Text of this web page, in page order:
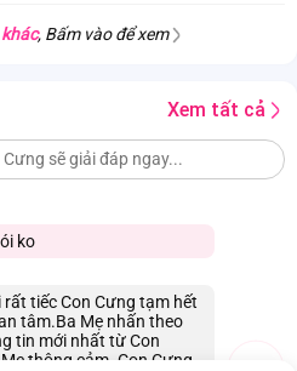
, Bấm vào để xem
Xem tất cả
ko
rất tiếc Con Cưng tạm hết
tâm.Ba Mẹ nhấn theo
tin mới nhất từ Con
thông cảm. Con Cưng